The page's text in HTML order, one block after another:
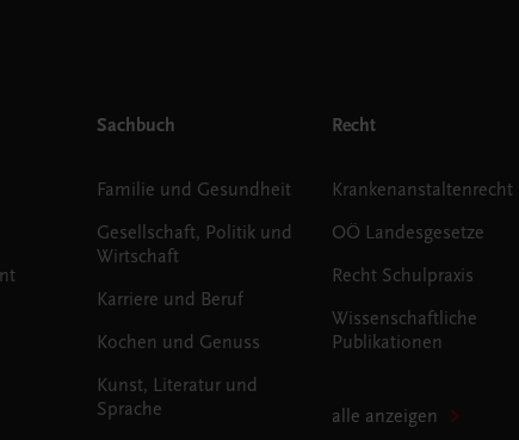
Sachbuch
Familie und Gesundheit
Gesellschaft, Politik und
Wirtschaft
Karriere und Beruf
Kochen und Genuss
Kunst, Literatur und
Sprache
Recht
Krankenanstaltenrecht
OÖ Landesgesetze
Recht Schulpraxis
Wissenschaftliche
Publikationen
alle anzeigen